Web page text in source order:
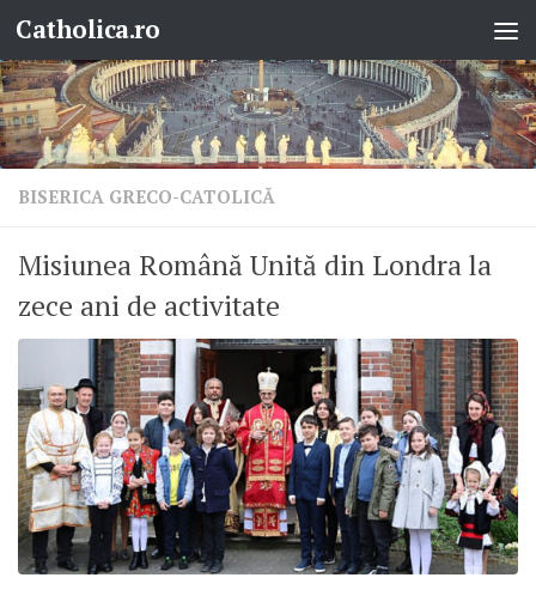
Skip to content
Catholica.ro
BISERICA GRECO-CATOLICĂ
Misiunea Română Unită din Londra la
zece ani de activitate